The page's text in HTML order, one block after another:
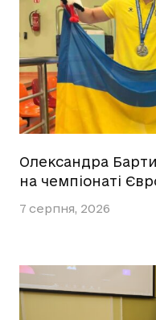
Олександра
на чемпіонаті
7 серпня, 2026